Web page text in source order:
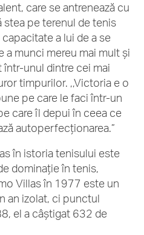
care se antrenează cu
stea pe terenul de tenis
a lui de a se
munci mereu mai mult și
unul dintre cei mai
timpurilor. ,,Victoria e o
pe care le faci într-un
care îl depui în ceea ce
autoperfecționarea.”
în istoria tenisului este
dominație în tenis,
Villas în 1977 este un
an izolat, ci punctul
el a câștigat 632 de